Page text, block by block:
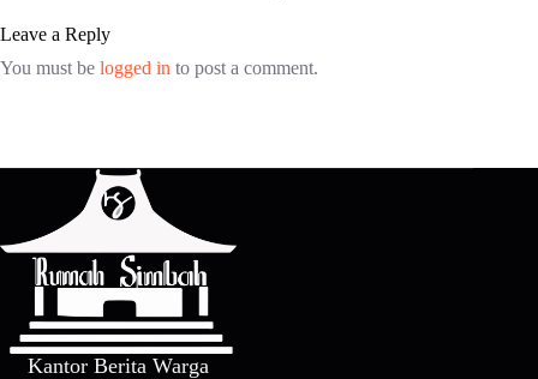
Leave a Reply
You must be logged in to post a comment.
Kantor Berita Warga